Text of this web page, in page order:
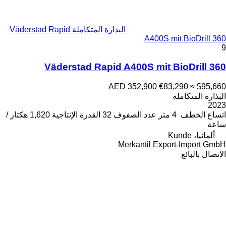
البذارة المتكاملة Väderstad Rapid
A400S mit BioDrill 360
9
Väderstad Rapid A400S mit BioDrill 360
AED 352,900 €83,290 ≈ $95,660
البذارة المتكاملة
2023
اتساع الخطف 4 متر عدد الصفوف 32 القدرة الإنتاجية
1,620 هكتار /
ساعة
ألمانيا، Kunde
Merkantil Export-Import GmbH
الاتصال بالبائع